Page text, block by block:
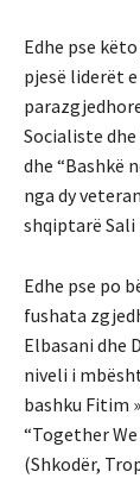
Edhe pse
pjesë liderët
Socialiste
dhe “Bashkë
nga dy
shqiptarë Sali
Edhe pse po
fushata
Elbasani dhe
niveli i
bashku Fitim
“Together
(Shkodër,